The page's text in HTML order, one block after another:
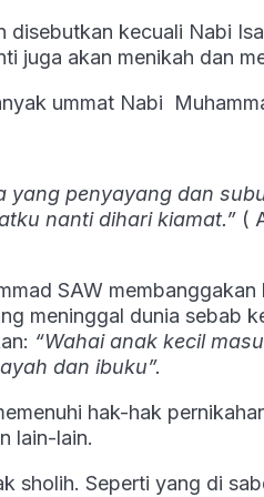
disebutkan kecuali Nabi
juga akan menikah dan
ummat Nabi
yang penyayang dan
nanti dihari kiamat.” (
SAW
meninggal dunia sebab
“Wahai anak kecil
dan ibuku”.
hak-hak
lain-lain.
sholih. Seperti yang di